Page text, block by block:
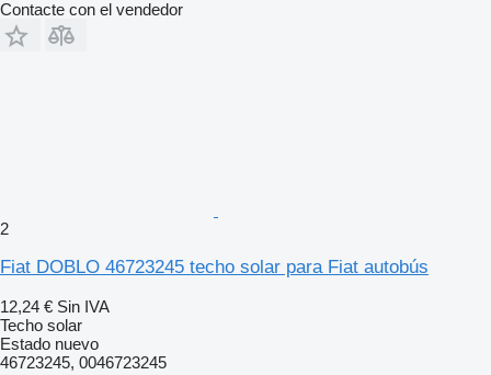
Contacte con el vendedor
2
Fiat DOBLO 46723245 techo solar para Fiat autobús
12,24 € Sin IVA
Techo solar
Estado nuevo
46723245, 0046723245